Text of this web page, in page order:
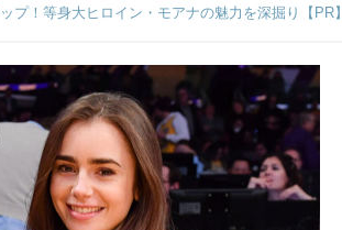
プ！等身大ヒロイン・モアナの魅力を深掘り【PR】